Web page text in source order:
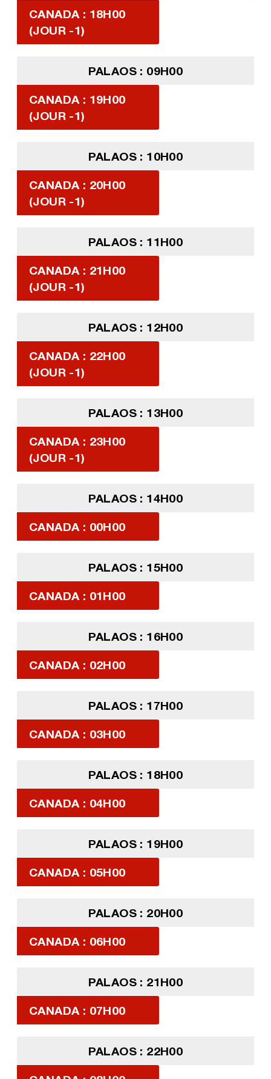
CANADA : 18H00
(JOUR -1)
PALAOS : 09H00
CANADA : 19H00
(JOUR -1)
PALAOS : 10H00
CANADA : 20H00
(JOUR -1)
PALAOS : 11H00
CANADA : 21H00
(JOUR -1)
PALAOS : 12H00
CANADA : 22H00
(JOUR -1)
PALAOS : 13H00
CANADA : 23H00
(JOUR -1)
PALAOS : 14H00
CANADA : 00H00
PALAOS : 15H00
CANADA : 01H00
PALAOS : 16H00
CANADA : 02H00
PALAOS : 17H00
CANADA : 03H00
PALAOS : 18H00
CANADA : 04H00
PALAOS : 19H00
CANADA : 05H00
PALAOS : 20H00
CANADA : 06H00
PALAOS : 21H00
CANADA : 07H00
PALAOS : 22H00